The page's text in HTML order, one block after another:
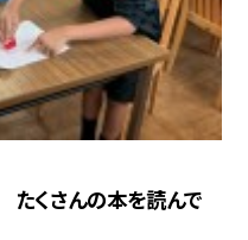
くさんの本を読んで